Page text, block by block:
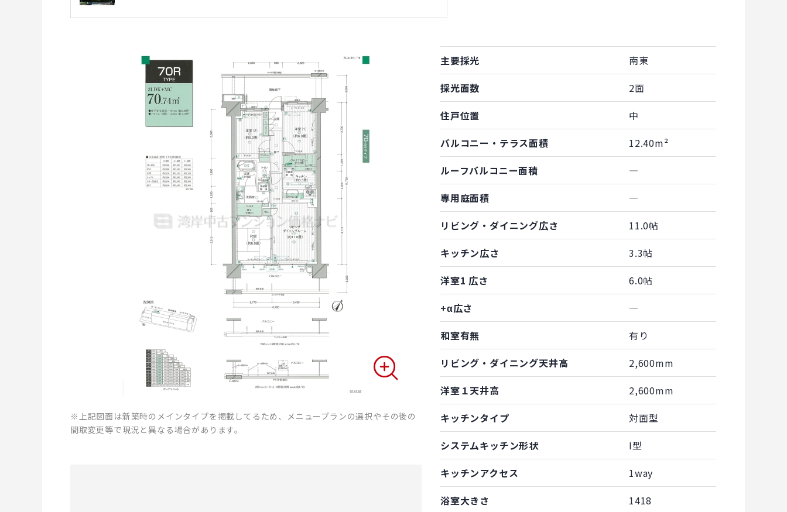
※上記図面は新築時のメインタイプを掲載してるため、メニュープランの選択やその後の
間取変更等で現況と異なる場合があります。
主要採光
南東
採光面数
2面
住戸位置
中
バルコニー・テラス面積
12.40m²
ルーフバルコニー面積
―
専用庭面積
―
リビング・ダイニング広さ
11.0帖
キッチン広さ
3.3帖
洋室1 広さ
6.0帖
+α広さ
―
和室有無
有り
リビング・ダイニング天井高
2,600mm
洋室１天井高
2,600mm
キッチンタイプ
対面型
システムキッチン形状
I型
キッチンアクセス
1way
浴室大きさ
1418